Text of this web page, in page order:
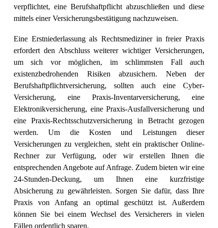
verpflichtet, eine Berufshaftpflicht abzuschließen und diese
mittels einer Versicherungsbestätigung nachzuweisen.
Eine Erstniederlassung als Rechtsmediziner in freier Praxis
erfordert den Abschluss weiterer wichtiger Versicherungen,
um sich vor möglichen, im schlimmsten Fall auch
existenzbedrohenden Risiken abzusichern. Neben der
Berufshaftpflichtversicherung, sollten auch eine Cyber-
Versicherung, eine Praxis-Inventarversicherung, eine
Elektronikversicherung, eine Praxis-Ausfallversicherung und
eine Praxis-Rechtsschutzversicherung in Betracht gezogen
werden. Um die Kosten und Leistungen dieser
Versicherungen zu vergleichen, steht ein praktischer Online-
Rechner zur Verfügung, oder wir erstellen Ihnen die
entsprechenden Angebote auf Anfrage. Zudem bieten wir eine
24-Stunden-Deckung, um Ihnen eine kurzfristige
Absicherung zu gewährleisten. Sorgen Sie dafür, dass Ihre
Praxis von Anfang an optimal geschützt ist. Außerdem
können Sie bei einem Wechsel des Versicherers in vielen
Fällen ordentlich sparen.